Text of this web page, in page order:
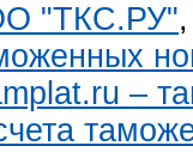
"ТКС.РУ"
–